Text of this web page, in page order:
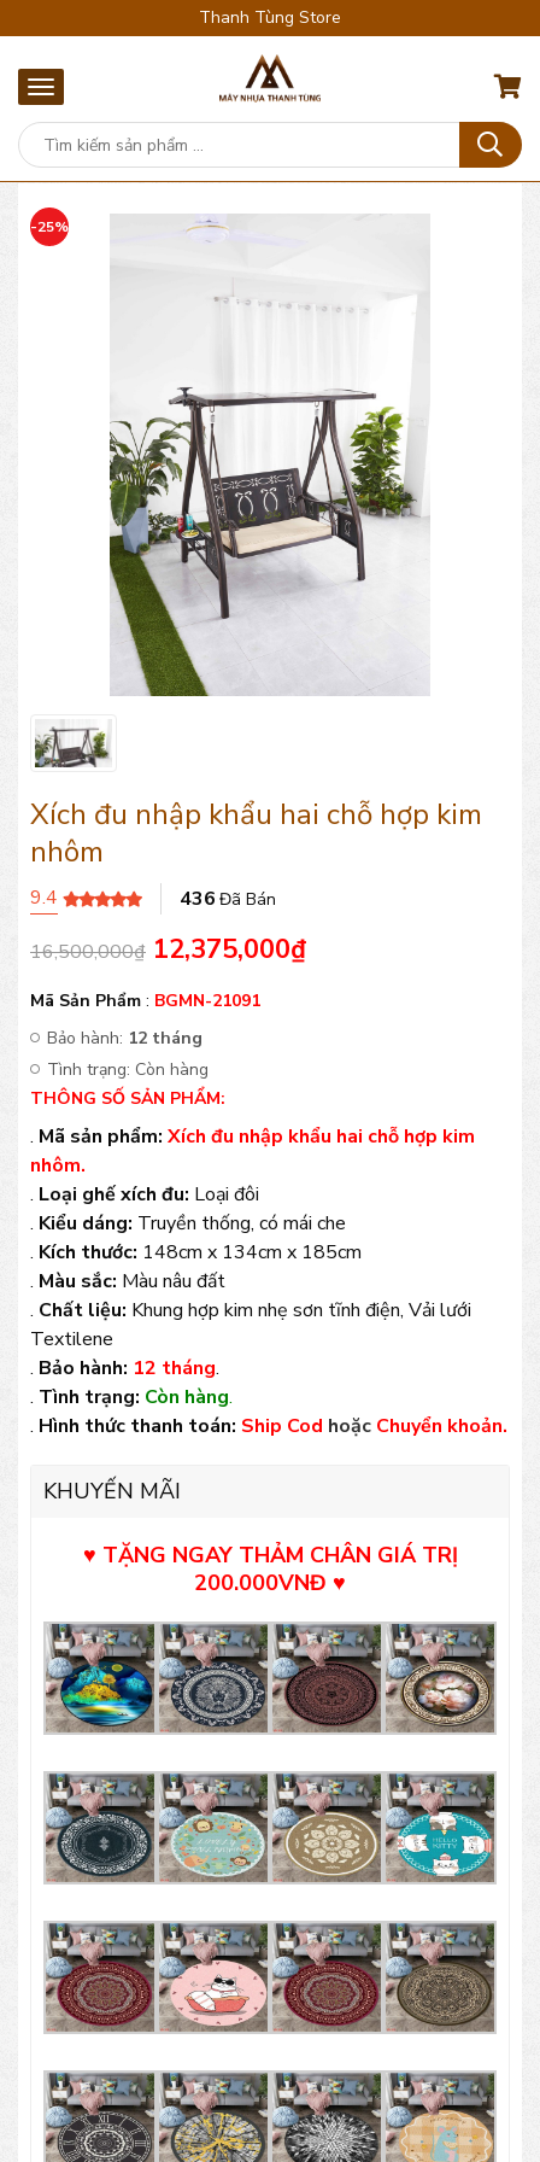
Thanh Tùng Store
-25%
Xích đu nhập khẩu hai chỗ hợp kim
nhôm
9.4 436 Đã Bán
16,500,000₫ 12,375,000₫
Mã Sản Phẩm : BGMN-21091
Bảo hành: 12 tháng
Tình trạng: Còn hàng
THÔNG SỐ SẢN PHẨM:
. Mã sản phẩm: Xích đu nhập khẩu hai chỗ hợp kim
nhôm.
. Loại ghế xích đu: Loại đôi
. Kiểu dáng: Truyền thống, có mái che
. Kích thước: 148cm x 134cm x 185cm
. Màu sắc: Màu nâu đất
. Chất liệu: Khung hợp kim nhẹ sơn tĩnh điện, Vải lưới
Textilene
. Bảo hành: 12 tháng.
. Tình trạng: Còn hàng.
. Hình thức thanh toán: Ship Cod hoặc Chuyển khoản.
KHUYẾN MÃI
♥ TẶNG NGAY THẢM CHÂN GIÁ TRỊ
200.000VNĐ ♥